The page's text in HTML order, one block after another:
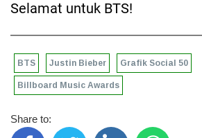
Selamat untuk BTS!
BTS Justin Bieber Grafik Social 50
Billboard Music Awards
Share to: